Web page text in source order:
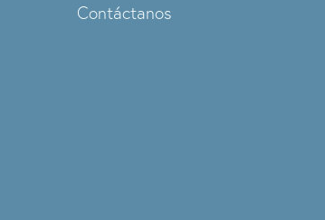
Contáctanos